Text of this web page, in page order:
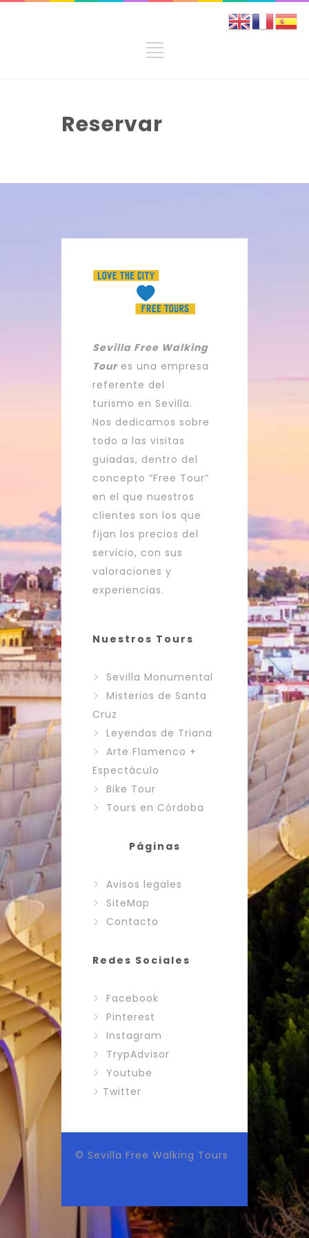
Reservar
Sevilla Free Walking
Toures una empresa
referente del
turismo en Sevilla.
Nos dedicamos sobre
todo a las visitas
guiadas, dentro del
concepto “Free Tour”
en el que nuestros
clientes son los que
fijan los precios del
servicio, con sus
valoraciones y
experiencias.
Nuestros Tours
Sevilla Monumental
Misterios de Santa
Cruz
Leyendas de Triana
Arte Flamenco +
Espectáculo
Bike Tour
Tours en Córdoba
Páginas
Avisos legales
SiteMap
Contacto
Redes Sociales
Facebook
Pinterest
Instagram
TrypAdvisor
Youtube
Twitter
© Sevilla Free Walking Tours